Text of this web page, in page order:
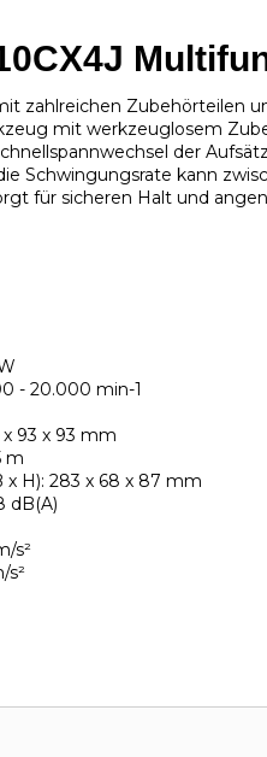
zahlreichen Zubehörteilen
mit werkzeuglosem
der
Schwingungsrate kann
für sicheren Halt und
- 20.000 min-1
93 x 93 mm
m
H): 283 x 68 x 87 mm
dB(A)
s²
s²